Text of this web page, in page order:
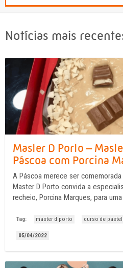
Notícias mais
Master D Porto –
Páscoa com Porcina
A Páscoa merece ser
Master D Porto convida a
recheio, Porcina Marques, para
Tag: master d porto curso de
05/04/2022